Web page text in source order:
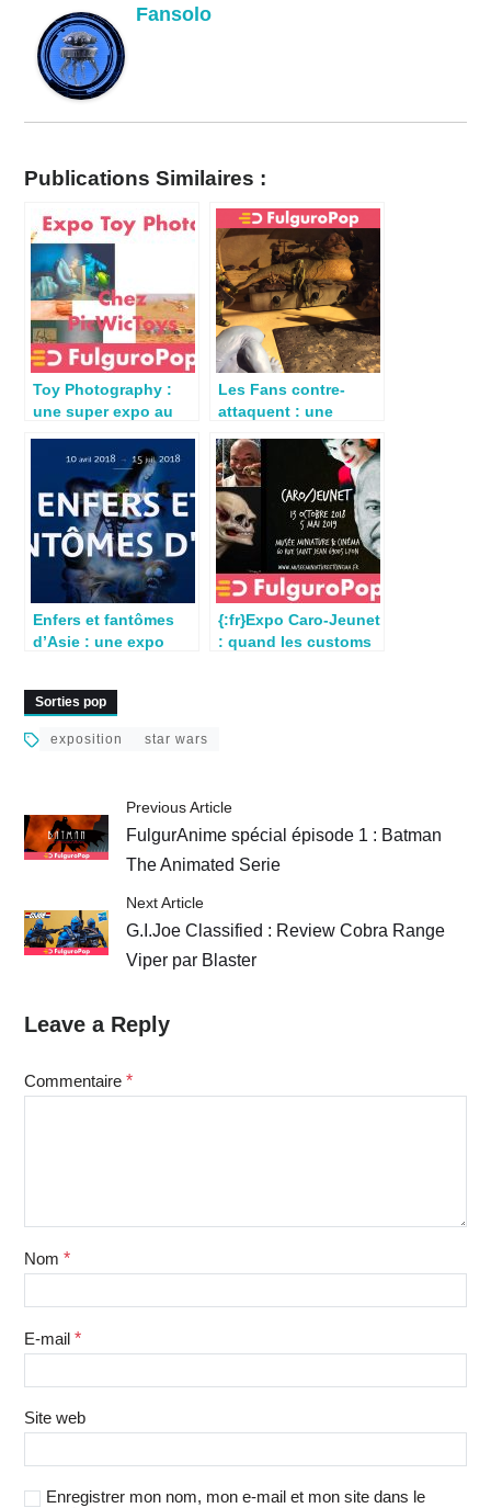
Fansolo
Publications Similaires :
Toy Photography :
une super expo au
Vitrolles (13)
Les Fans contre-
attaquent : une
exposée à Paris
Enfers et fantômes
d’Asie : une expo
Branly
{:fr}Expo Caro-Jeunet
: quand les customs
Sorties pop
exposition star wars
Previous Article
FulgurAnime spécial épisode 1 : Batman
The Animated Serie
Next Article
G.I.Joe Classified : Review Cobra Range
Viper par Blaster
Leave a Reply
Commentaire *
Nom *
E-mail *
Site web
Enregistrer mon nom, mon e-mail et mon site dans le